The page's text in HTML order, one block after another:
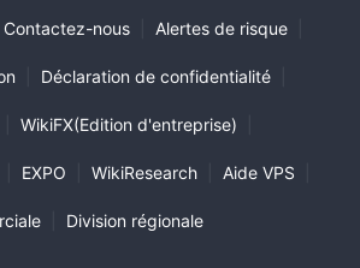
Contactez-nous Alertes de risque
Déclaration de confidentialité
WikiFX(Edition d'entreprise)
EXPO WikiResearch Aide VPS
Division régionale